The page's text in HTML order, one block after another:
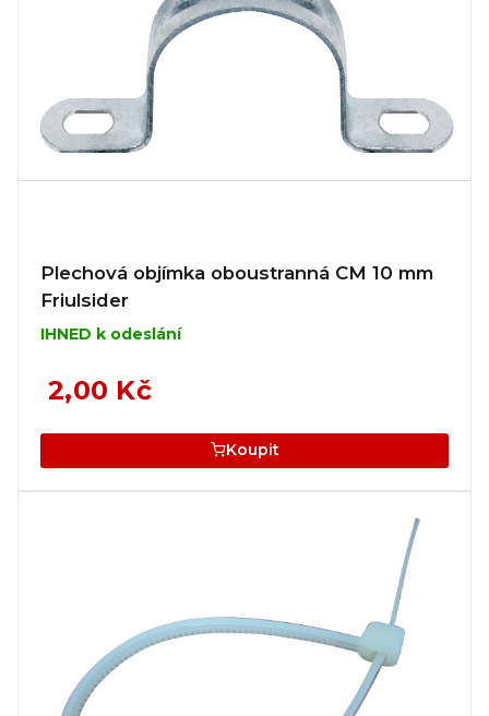
Plechová objímka oboustranná CM 10 mm
Friulsider
IHNED k odeslání
2,00 Kč
Koupit